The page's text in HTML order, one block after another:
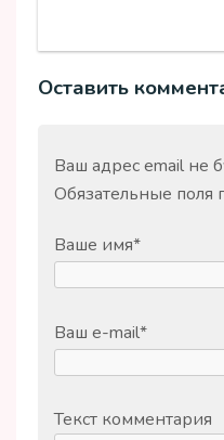
Оставить
Ваш адрес email не
Обязательные поля
Ваше имя*
Ваш e-mail*
Текст комментария